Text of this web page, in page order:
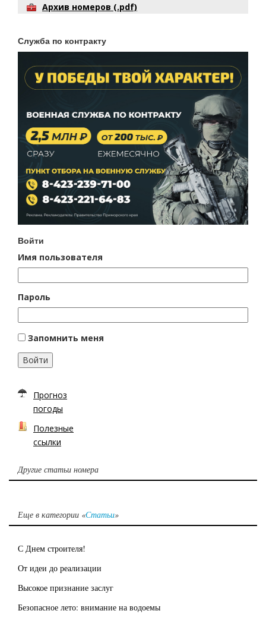
Архив номеров (.pdf)
Служба по контракту
Войти
Имя пользователя
Пароль
Запомнить меня
Войти
Прогноз
погоды
Полезные
ссылки
Другие статьи номера
Еще в категории «Статьи»
С Днем строителя!
От идеи до реализации
Высокое признание заслуг
Безопасное лето: внимание на водоемы